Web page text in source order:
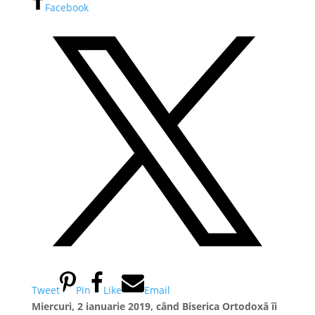
Facebook
Tweet Pin Like
Email
Miercuri, 2 ianuarie 2019, când Biserica Ortodoxă îi